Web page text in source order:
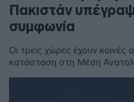
Πακιστάν
συμφωνία
Οι τρεις χώρες έχουν κοινές
κατάσταση στη Μέση